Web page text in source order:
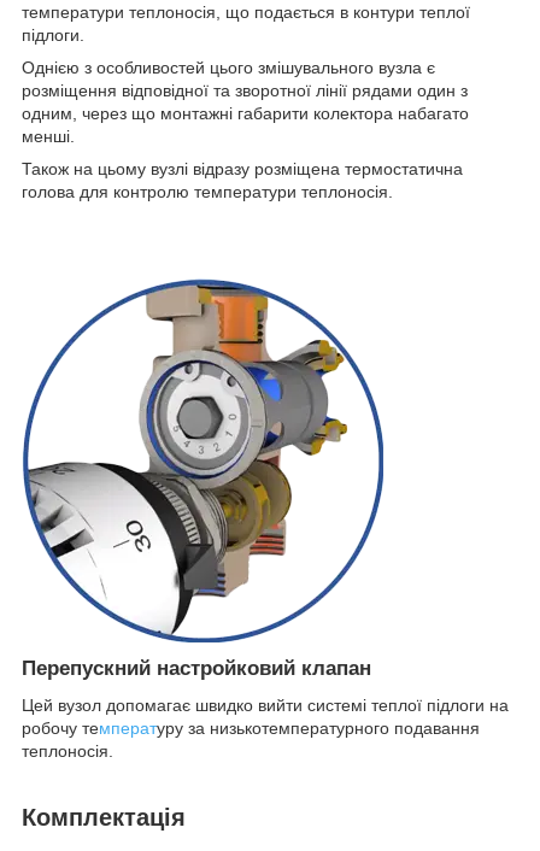
температури теплоносія, що подається в контури теплої
підлоги.
Однією з особливостей цього змішувального вузла є
розміщення відповідної та зворотної лінії рядами один з
одним, через що монтажні габарити колектора набагато
менші.
Також на цьому вузлі відразу розміщена термостатична
голова для контролю температури теплоносія.
Перепускний настройковий клапан
Цей вузол допомагає швидко вийти системі теплої підлоги на
робочу температуру за низькотемпературного подавання
теплоносія.
Комплектація